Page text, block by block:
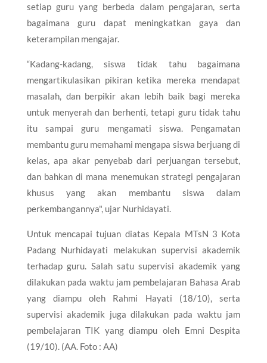
setiap guru yang berbeda dalam pengajaran, serta
bagaimana guru dapat meningkatkan gaya dan
keterampilan mengajar.
“Kadang-kadang, siswa tidak tahu bagaimana
mengartikulasikan pikiran ketika mereka mendapat
masalah, dan berpikir akan lebih baik bagi mereka
untuk menyerah dan berhenti, tetapi guru tidak tahu
itu sampai guru mengamati siswa. Pengamatan
membantu guru memahami mengapa siswa berjuang di
kelas, apa akar penyebab dari perjuangan tersebut,
dan bahkan di mana menemukan strategi pengajaran
khusus yang akan membantu siswa dalam
perkembangannya", ujar Nurhidayati.
Untuk mencapai tujuan diatas Kepala MTsN 3 Kota
Padang Nurhidayati melakukan supervisi akademik
terhadap guru. Salah satu supervisi akademik yang
dilakukan pada waktu jam pembelajaran Bahasa Arab
yang diampu oleh Rahmi Hayati (18/10), serta
supervisi akademik juga dilakukan pada waktu jam
pembelajaran TIK yang diampu oleh Emni Despita
(19/10). (AA. Foto : AA)